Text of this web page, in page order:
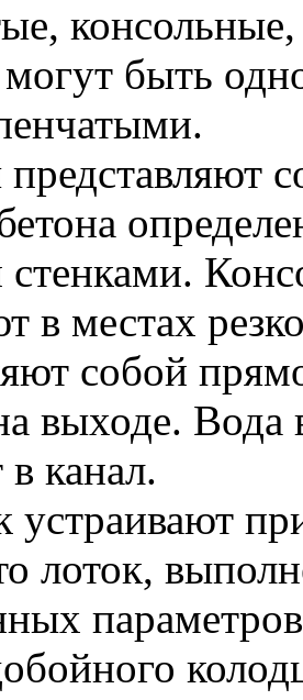
быть
в местах
собой
выходе. Вода
в канал.
устраивают
лоток,